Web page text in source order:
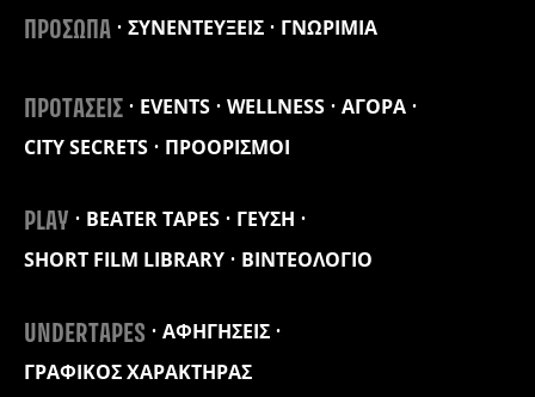
ΠΡΟΣΩΠΑ ΣΥΝΕΝΤΕΥΞΕΙΣ ΓΝΩΡΙΜΙΑ
ΠΡΟΤΑΣΕΙΣ EVENTS WELLNESS
ΑΓΟΡΑ
CITY SECRETS
ΠΡΟΟΡΙΣΜΟΙ
PLAY BEATER TAPES
ΓΕΥΣΗ
SHORT FILM LIBRARY
ΒΙΝΤΕΟΛΟΓΙΟ
UNDERTAPES
ΑΦΗΓΗΣΕΙΣ
ΓΡΑΦΙΚΟΣ ΧΑΡΑΚΤΗΡΑΣ